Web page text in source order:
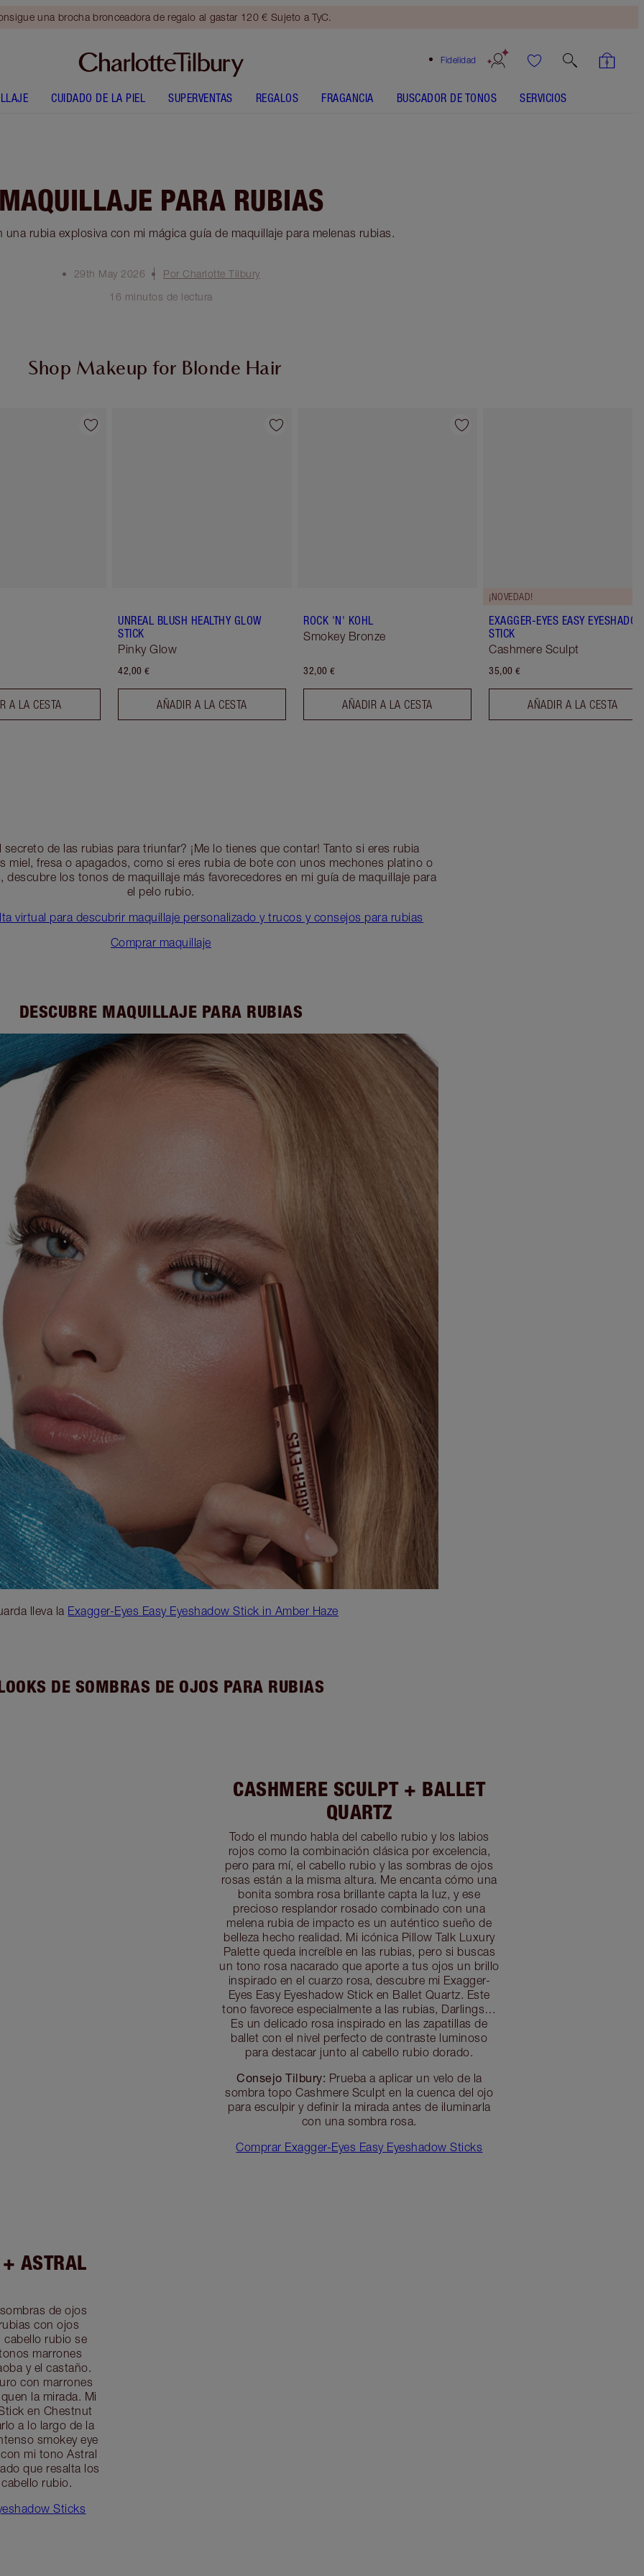
una brocha bronceadora de regalo al gastar 120 € Sujeto a TyC.
Fidelidad
CUIDADO DE LA PIEL SUPERVENTAS REGALOS FRAGANCIA BUSCADOR DE TONOS SERVICIOS
PARA RUBIAS
una rubia explosiva con mi mágica guía de maquillaje para melenas rubias.
29th May 2026
Por Charlotte Tilbury
16 minutos de lectura
Shop Makeup for Blonde Hair
Artículo 2 de 6
A LA CESTA
Artículo 3 de 6
UNREAL BLUSH HEALTHY GLOW
STICK
Pinky Glow
42,00 €
AÑADIR A LA CESTA
Artículo 4 de 6
ROCK 'N' KOHL
Smokey Bronze
32,00 €
AÑADIR A LA CESTA
¡NOVEDAD!
EXAGGER-EYES EASY
STICK
Cashmere Sculpt
35,00 €
AÑADIR A LA CESTA
secreto de las rubias para triunfar? ¡Me lo tienes que contar! Tanto si eres rubia
miel, fresa o apagados, como si eres rubia de bote con unos mechones platino o
descubre los tonos de maquillaje más favorecedores en mi guía de maquillaje para
el pelo rubio.
virtual para descubrir maquillaje personalizado y trucos y consejos para rubias
Comprar maquillaje
DESCUBRE MAQUILLAJE PARA RUBIAS
lleva la Exagger-Eyes Easy Eyeshadow Stick in Amber Haze
DE SOMBRAS DE OJOS PARA RUBIAS
CASHMERE SCULPT + BALLET
QUARTZ
Todo el mundo habla del cabello rubio y los labios
rojos como la combinación clásica por excelencia,
pero para mí, el cabello rubio y las sombras de ojos
rosas están a la misma altura. Me encanta cómo una
bonita sombra rosa brillante capta la luz, y ese
precioso resplandor rosado combinado con una
melena rubia de impacto es un auténtico sueño de
belleza hecho realidad. Mi icónica Pillow Talk Luxury
Palette queda increíble en las rubias, pero si buscas
un tono rosa nacarado que aporte a tus ojos un brillo
inspirado en el cuarzo rosa, descubre mi Exagger-
Eyes Easy Eyeshadow Stick en Ballet Quartz. Este
tono favorece especialmente a las rubias, Darlings…
Es un delicado rosa inspirado en las zapatillas de
ballet con el nivel perfecto de contraste luminoso
para destacar junto al cabello rubio dorado.
Consejo Tilbury: Prueba a aplicar un velo de la
sombra topo Cashmere Sculpt en la cuenca del ojo
para esculpir y definir la mirada antes de iluminarla
con una sombra rosa.
Comprar Exagger-Eyes Easy Eyeshadow Sticks
+ ASTRAL
de ojos
con ojos
rubio se
marrones
y el castaño.
con marrones
la mirada. Mi
en Chestnut
a lo largo de la
smokey eye
mi tono Astral
que resalta los
rubio.
Sticks